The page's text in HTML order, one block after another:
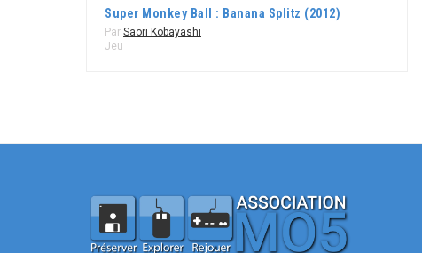
Super Monkey Ball : Banana Splitz (2012)
Par Saori Kobayashi
Jeu